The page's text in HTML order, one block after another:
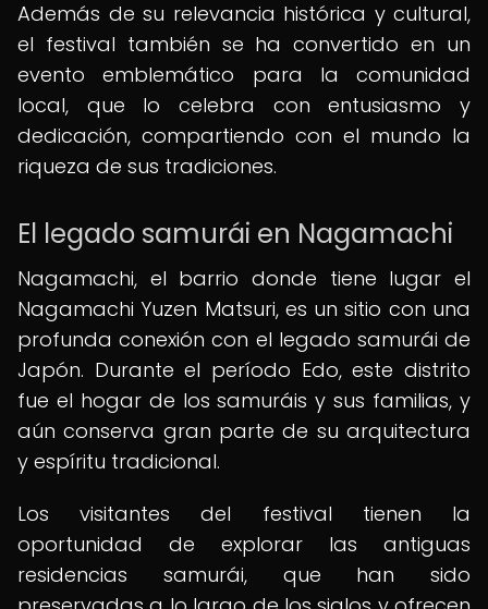
Además de su relevancia histórica y cultural,
el festival también se ha convertido en un
evento emblemático para la comunidad
local, que lo celebra con entusiasmo y
dedicación, compartiendo con el mundo la
riqueza de sus tradiciones.
El legado samurái en Nagamachi
Nagamachi, el barrio donde tiene lugar el
Nagamachi Yuzen Matsuri, es un sitio con una
profunda conexión con el legado samurái de
Japón. Durante el período Edo, este distrito
fue el hogar de los samuráis y sus familias, y
aún conserva gran parte de su arquitectura
y espíritu tradicional.
Los visitantes del festival tienen la
oportunidad de explorar las antiguas
residencias samurái, que han sido